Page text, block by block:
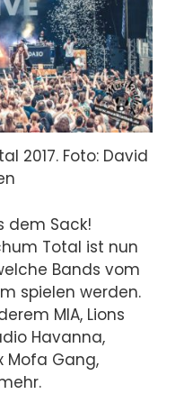
2017. Foto: David
dem Sack!
Total ist nun
Bands vom
spielen werden.
MIA, Lions
Havanna,
Mofa Gang,